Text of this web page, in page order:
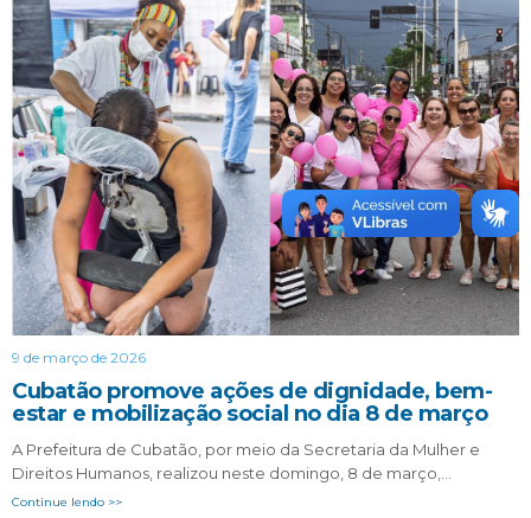
9 de março de 2026
Cubatão promove ações de dignidade, bem-
estar e mobilização social no dia 8 de março
A Prefeitura de Cubatão, por meio da Secretaria da Mulher e
Direitos Humanos, realizou neste domingo, 8 de março,…
Continue lendo >>